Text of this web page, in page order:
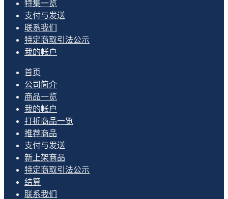
特集一览
支付与发送
联系我们
特定商取引法公示
我的帐户
首页
公司简介
商品一览
我的帐户
打折商品一览
推荐商品
支付与发送
新上架商品
特定商取引法公示
结算
联系我们